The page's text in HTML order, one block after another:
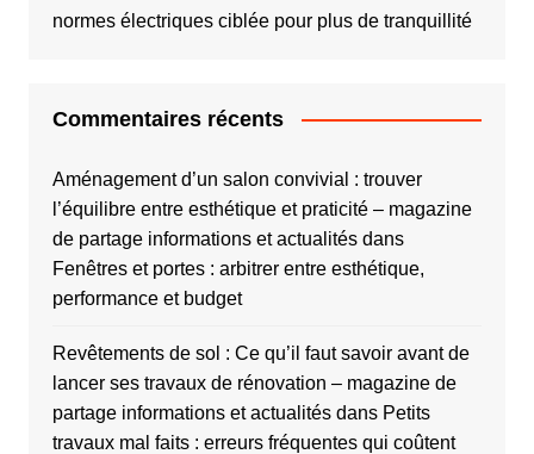
normes électriques ciblée pour plus de tranquillité
Commentaires récents
Aménagement d’un salon convivial : trouver
l’équilibre entre esthétique et praticité – magazine
de partage informations et actualitésdans
Fenêtres et portes : arbitrer entre esthétique,
performance et budget
Revêtements de sol : Ce qu’il faut savoir avant de
lancer ses travaux de rénovation – magazine de
partage informations et actualitésdans Petits
travaux mal faits : erreurs fréquentes qui coûtent